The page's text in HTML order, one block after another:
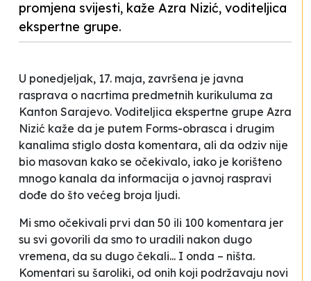
promjena svijesti, kaže Azra Nizić, voditeljica
ekspertne grupe.
U ponedjeljak, 17. maja, završena je javna
rasprava o nacrtima predmetnih kurikuluma za
Kanton Sarajevo. Voditeljica ekspertne grupe Azra
Nizić kaže da je putem Forms-obrasca i drugim
kanalima stiglo dosta komentara, ali da odziv nije
bio masovan kako se očekivalo, iako je korišteno
mnogo kanala da informacija o javnoj raspravi
dođe do što većeg broja ljudi.
Mi smo očekivali prvi dan 50 ili 100 komentara jer
su svi govorili da smo to uradili nakon dugo
vremena, da su dugo čekali... I onda – ništa.
Komentari su šaroliki, od onih koji podržavaju novi